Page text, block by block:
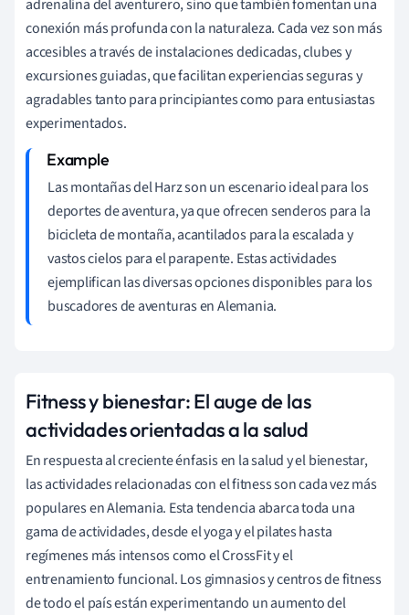
adrenalina del aventurero, sino que también fomentan una
conexión más profunda con la naturaleza. Cada vez son más
accesibles a través de instalaciones dedicadas, clubes y
excursiones guiadas, que facilitan experiencias seguras y
agradables tanto para principiantes como para entusiastas
experimentados.
Las montañas del Harz son un escenario ideal para los
deportes de aventura, ya que ofrecen senderos para la
bicicleta de montaña, acantilados para la escalada y
vastos cielos para el parapente. Estas actividades
ejemplifican las diversas opciones disponibles para los
buscadores de aventuras en Alemania.
Fitness y bienestar: El auge de las
actividades orientadas a la salud
En respuesta al creciente énfasis en la salud y el bienestar,
las actividades relacionadas con el fitness son cada vez más
populares en Alemania. Esta tendencia abarca toda una
gama de actividades, desde el yoga y el pilates hasta
regímenes más intensos como el CrossFit y el
entrenamiento funcional. Los gimnasios y centros de fitness
de todo el país están experimentando un aumento del